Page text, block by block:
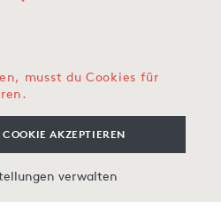
musst du Cookies für
COOKIE AKZEPTIEREN
verwalten